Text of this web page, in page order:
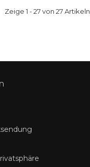
Zeige 1 - 27 von 27 Artikeln